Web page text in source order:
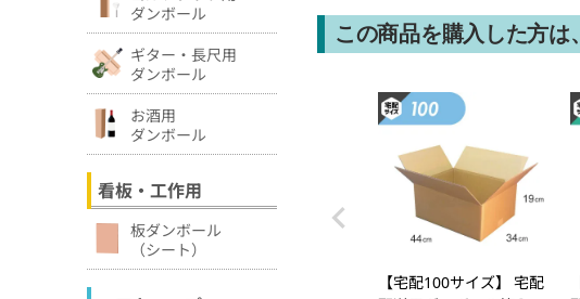
ダンボール
ギター・長尺用
ダンボール
お酒用
ダンボール
看板・工作用
板ダンボール
（シート）
この商品を購入した方は
【宅配100サイズ】 宅配